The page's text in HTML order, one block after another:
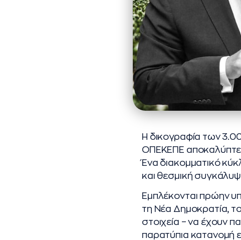
Η δικογραφία των
ΟΠΕΚΕΠΕ αποκαλύπτει
Ένα διακομματικό
και θεσμική
Εμπλέκονται πρώην
τη Νέα Δημοκρατία,
στοιχεία – να έχουν
παρατύπια κατανομή